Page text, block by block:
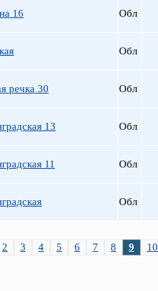
16 Обл
Обл
речка 30 Обл
13 Обл
11 Обл
Обл
2 3 4 5 6 7 8 9 10